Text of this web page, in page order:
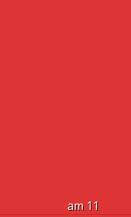
11 am